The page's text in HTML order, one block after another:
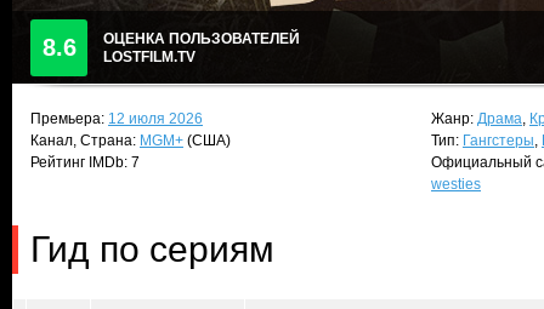
8.6
ОЦЕНКА ПОЛЬЗОВАТЕЛЕЙ
LOSTFILM.TV
Премьера: 12 июля 2026
Канал, Страна: MGM+ (США)
Рейтинг IMDb: 7
Жанр: Драма,
Тип: Гангстеры,
Официальный
westies
Гид по сериям